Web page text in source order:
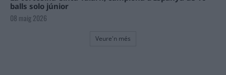
balls solo júnior
08 maig 2026
Veure'n més